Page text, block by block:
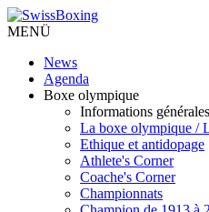
MENÜ
News
Agenda
Boxe olympique
Informations générales
La boxe olympique /
Ethique et antidopage
Athlete's Corner
Coache's Corner
Championnats